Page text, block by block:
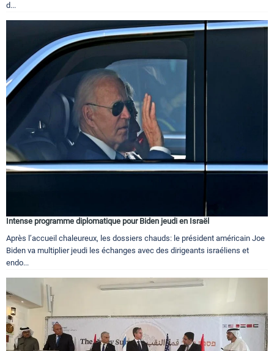
d...
Intense programme diplomatique pour Biden jeudi en Israël
Après l’accueil chaleureux, les dossiers chauds: le président américain Joe
Biden va multiplier jeudi les échanges avec des dirigeants israéliens et
endo...